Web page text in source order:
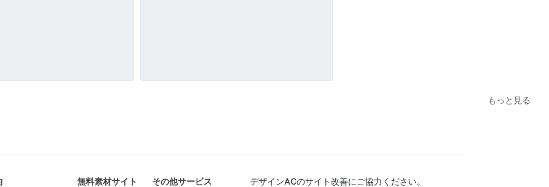
もっと見る
無料素材サイト
その他サービス
デザインACのサイト改善にご協力ください。